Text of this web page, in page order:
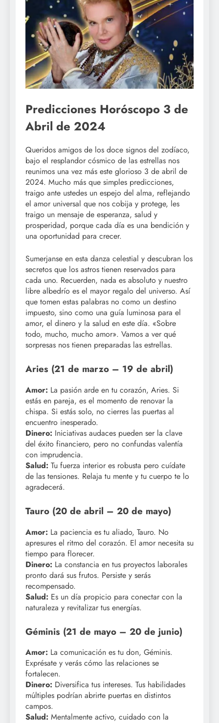
Predicciones Horóscopo 3 de
Abril de 2024
Queridos amigos de los doce signos del zodíaco,
bajo el resplandor cósmico de las estrellas nos
reunimos una vez más este glorioso 3 de abril de
2024. Mucho más que simples predicciones,
traigo ante ustedes un espejo del alma, reflejando
el amor universal que nos cobija y protege, les
traigo un mensaje de esperanza, salud y
prosperidad, porque cada día es una bendición y
una oportunidad para crecer.
Sumerjanse en esta danza celestial y descubran los
secretos que los astros tienen reservados para
cada uno. Recuerden, nada es absoluto y nuestro
libre albedrío es el mayor regalo del universo. Así
que tomen estas palabras no como un destino
impuesto, sino como una guía luminosa para el
amor, el dinero y la salud en este día. «Sobre
todo, mucho, mucho amor». Vamos a ver qué
sorpresas nos tienen preparadas las estrellas.
Aries (21 de marzo – 19 de abril)
Amor: La pasión arde en tu corazón, Aries. Si
estás en pareja, es el momento de renovar la
chispa. Si estás solo, no cierres las puertas al
encuentro inesperado.
Dinero: Iniciativas audaces pueden ser la clave
del éxito financiero, pero no confundas valentía
con imprudencia.
Salud: Tu fuerza interior es robusta pero cuídate
de las tensiones. Relaja tu mente y tu cuerpo te lo
agradecerá.
Tauro (20 de abril – 20 de mayo)
Amor: La paciencia es tu aliado, Tauro. No
apresures el ritmo del corazón. El amor necesita su
tiempo para florecer.
Dinero: La constancia en tus proyectos laborales
pronto dará sus frutos. Persiste y serás
recompensado.
Salud: Es un día propicio para conectar con la
naturaleza y revitalizar tus energías.
Géminis (21 de mayo – 20 de junio)
Amor: La comunicación es tu don, Géminis.
Exprésate y verás cómo las relaciones se
fortalecen.
Dinero: Diversifica tus intereses. Tus habilidades
múltiples podrían abrirte puertas en distintos
campos.
Salud: Mentalmente activo, cuidado con la